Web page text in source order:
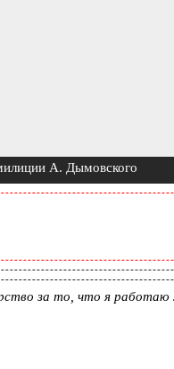
А. Дымовского
за то, что я работаю